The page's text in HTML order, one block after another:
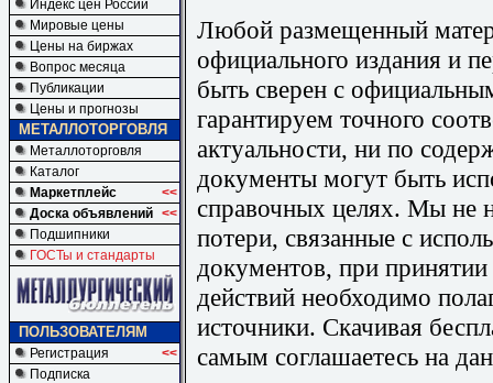
Индекс цен России
Мировые цены
Цены на биржах
Вопрос месяца
Публикации
Цены и прогнозы
МЕТАЛЛОТОРГОВЛЯ
Металлоторговля
Каталог
Маркетплейс
<<
Доска объявлений <<
Подшипники
ГОСТы и стандарты
ПОЛЬЗОВАТЕЛЯМ
Регистрация
<<
Подписка
Любой размещенный
официального издания и
быть сверен с
гарантируем точного
актуальности, ни по
документы могут быть
справочных целях. Мы не
потери, связанные с
документов, при
действий необходимо
источники. Скачивая
самым соглашаетесь на